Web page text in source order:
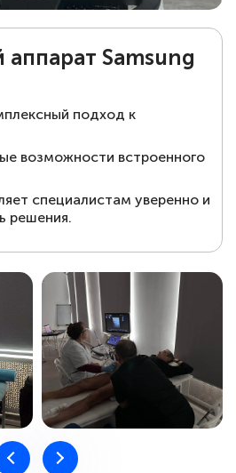
аппарат Samsung
подход к
возможности встроенного
специалистам уверенно и
решения.